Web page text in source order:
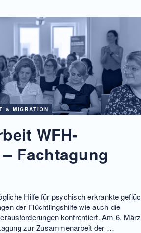
& MIGRATION
WFH-
Fachtagung
Hilfe für psychisch erkrankte
der Flüchtlingshilfe wie auch die
konfrontiert. Am 6. März
zur Zusammenarbeit der …